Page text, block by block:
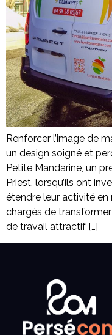
Renforcer l’image de
un design soigné et
Petite Mandarine, un
Priest, lorsqu’ils ont
étendre leur activité en
chargés de
de travail attractif […]